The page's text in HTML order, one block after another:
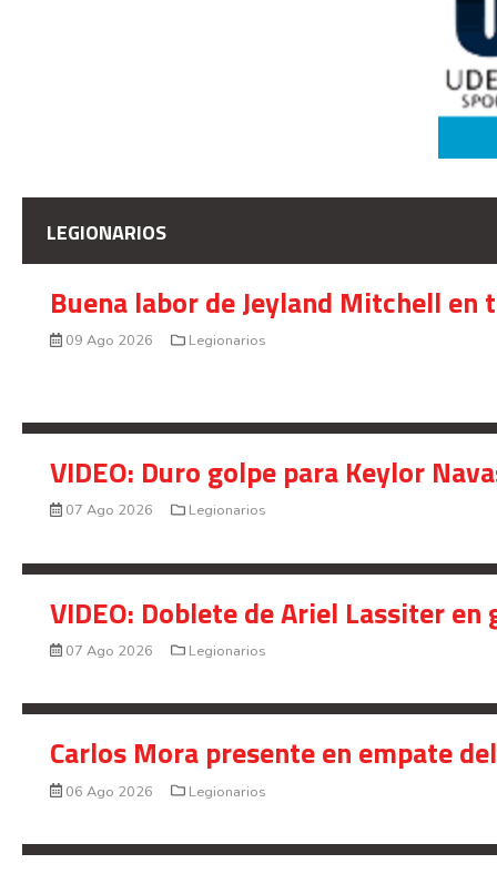
LEGIONARIOS
Buena labor de Jeyland Mitchell
09 Ago 2026 Legionarios
VIDEO: Duro golpe para Keylor
07 Ago 2026 Legionarios
VIDEO: Doblete de Ariel Lassiter
07 Ago 2026 Legionarios
Carlos Mora presente en empate
06 Ago 2026 Legionarios